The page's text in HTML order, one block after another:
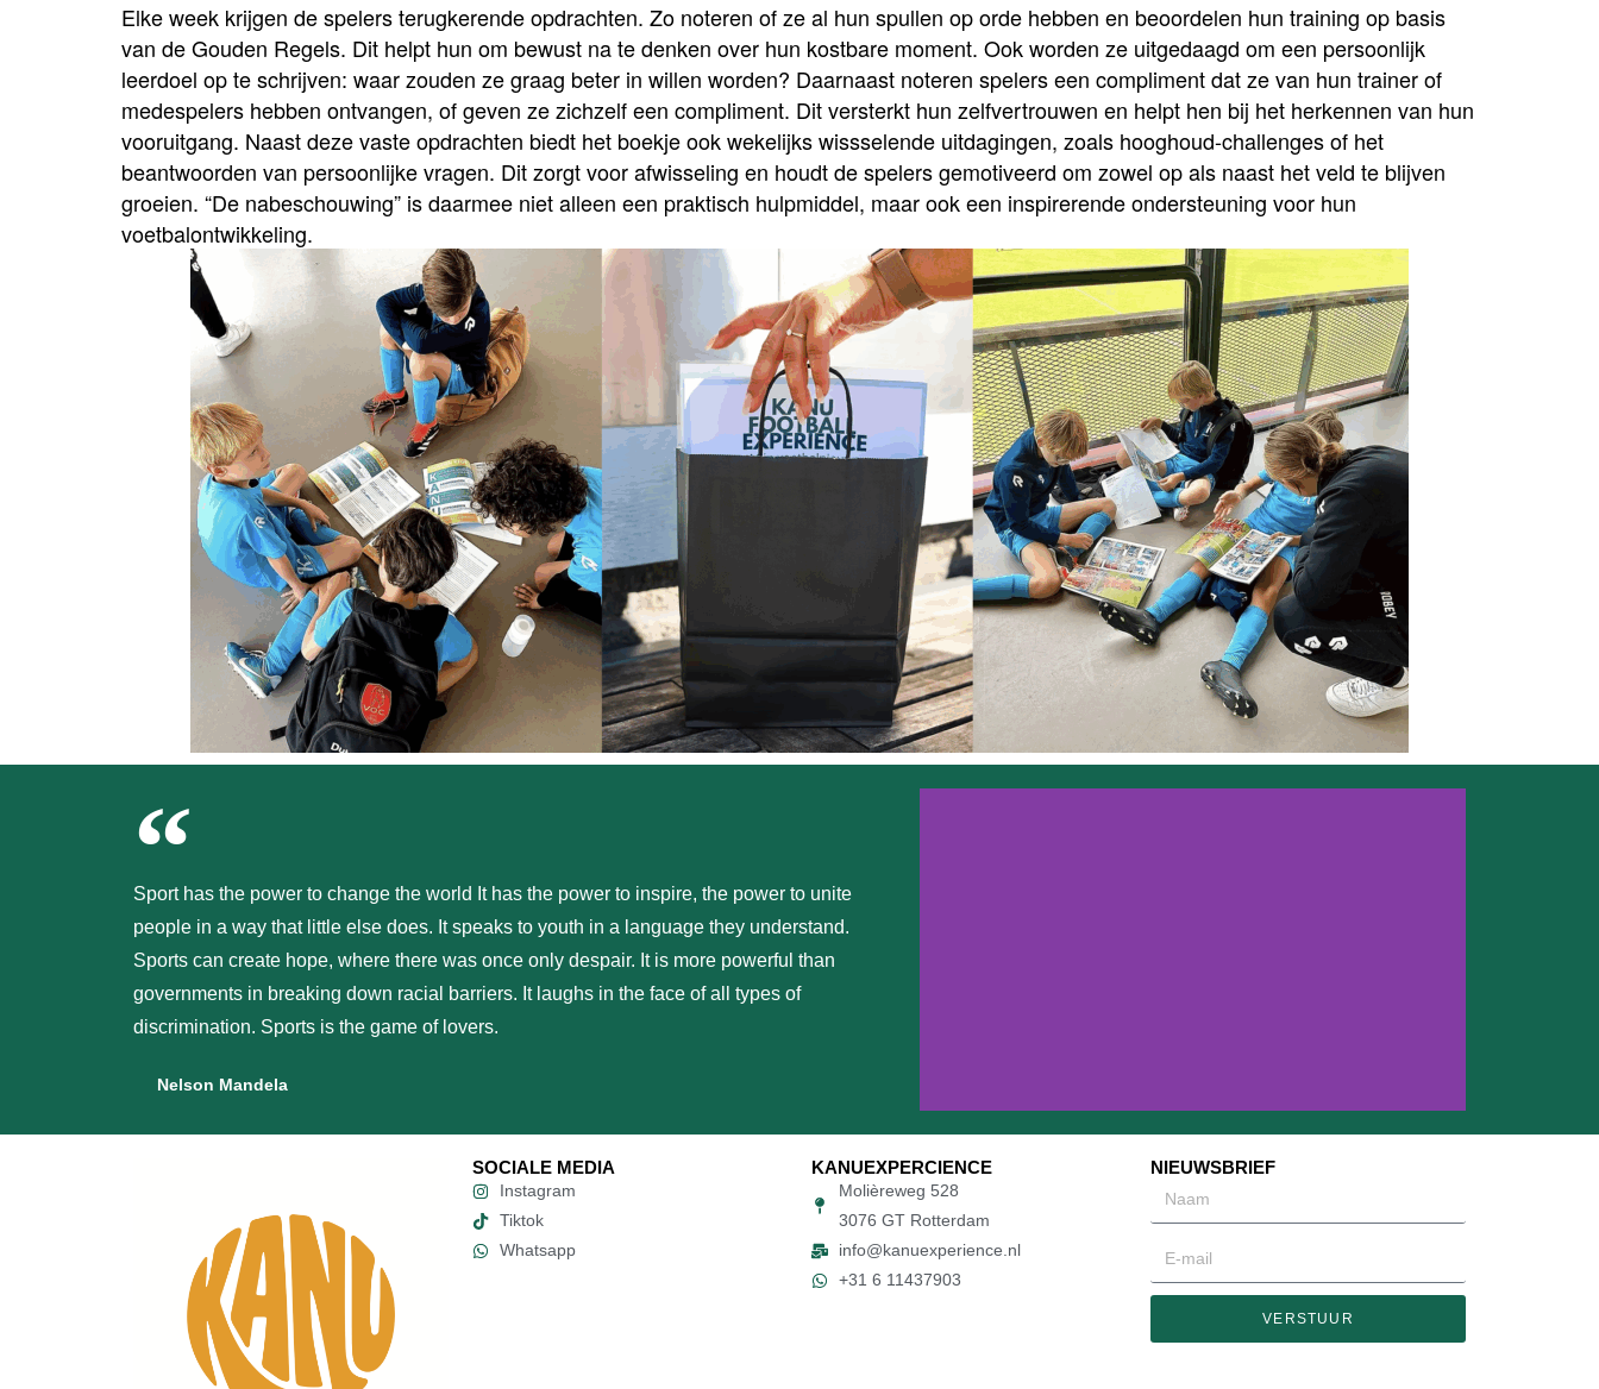
Elke week krijgen de spelers terugkerende opdrachten. Zo noteren of ze al hun spullen op orde hebben en beoordelen hun training op basis
van de Gouden Regels. Dit helpt hun om bewust na te denken over hun kostbare moment. Ook worden ze uitgedaagd om een persoonlijk
leerdoel op te schrijven: waar zouden ze graag beter in willen worden? Daarnaast noteren spelers een compliment dat ze van hun trainer of
medespelers hebben ontvangen, of geven ze zichzelf een compliment. Dit versterkt hun zelfvertrouwen en helpt hen bij het herkennen van hun
vooruitgang. Naast deze vaste opdrachten biedt het boekje ook wekelijks wissselende uitdagingen, zoals hooghoud-challenges of het
beantwoorden van persoonlijke vragen. Dit zorgt voor afwisseling en houdt de spelers gemotiveerd om zowel op als naast het veld te blijven
groeien. “De nabeschouwing” is daarmee niet alleen een praktisch hulpmiddel, maar ook een inspirerende ondersteuning voor hun
voetbalontwikkeling.
Sport has the power to change the world It has the power to inspire, the power to unite
people in a way that little else does. It speaks to youth in a language they understand.
Sports can create hope, where there was once only despair. It is more powerful than
governments in breaking down racial barriers. It laughs in the face of all types of
discrimination. Sports is the game of lovers. ​
Nelson Mandela
Check hier
recensies
SOCIALE MEDIA
Instagram
Tiktok
Whatsapp
KANUEXPERCIENCE
Molièreweg 528
3076 GT Rotterdam​​​
info@kanuexperience.nl​
+31 6 11437903
NIEUWSBRIEF
VERSTUUR